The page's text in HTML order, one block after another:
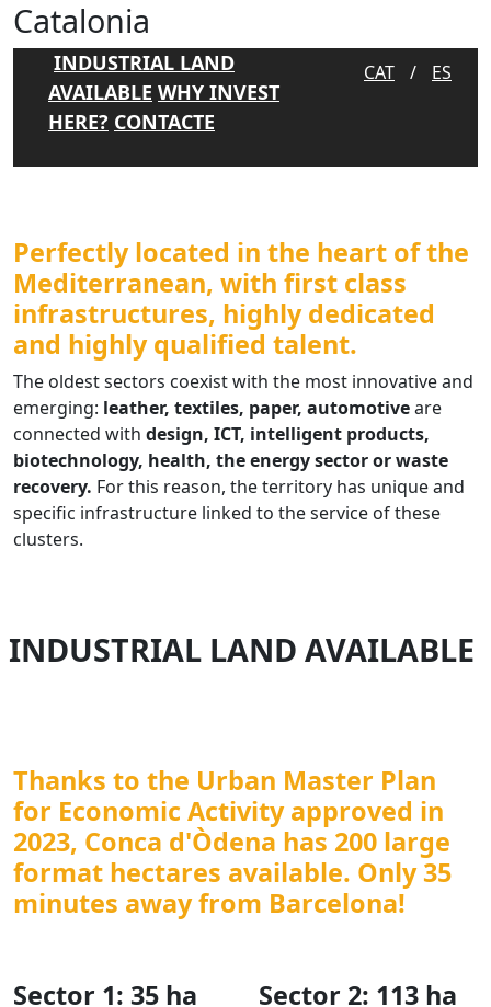
Catalonia
CAT / ES
INDUSTRIAL LAND
AVAILABLE WHY INVEST
HERE? CONTACTE
Perfectly located in the heart of the
Mediterranean, with first class
infrastructures, highly dedicated
and highly qualified talent.
The oldest sectors coexist with the most innovative and
emerging: leather, textiles, paper, automotiveare
connected with design, ICT, intelligent products,
biotechnology, health, the energy sector or waste
recovery. For this reason, the territory has unique and
specific infrastructure linked to the service of these
clusters.
INDUSTRIAL LAND AVAILABLE
Thanks to the Urban Master Plan
for Economic Activityapproved in
2023, Conca d'Òdena has 200 large
format hectares available. Only 35
minutes away from Barcelona!
Sector 1: 35 ha Sector 2: 113 ha